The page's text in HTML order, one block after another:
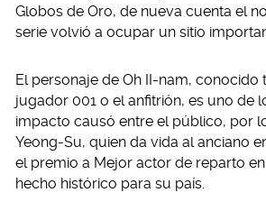
Globos de Oro, de nueva cuenta el
serie volvió a ocupar un sitio
El personaje de Oh II-nam, conocido
jugador 001 o el anfitrión, es uno de
impacto causó entre el público, por
Yeong-Su, quien da vida al anciano
el premio a Mejor actor de reparto
hecho histórico para su país.